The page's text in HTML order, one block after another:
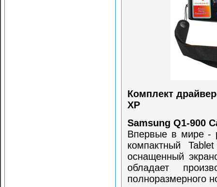
Комплект
XP
Samsung Q1-900
Впервые в мире -
компактный
оснащенный
обладает
полноразмерного